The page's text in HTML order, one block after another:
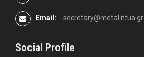
Email: secretary@metal.ntua.gr
Social Profile